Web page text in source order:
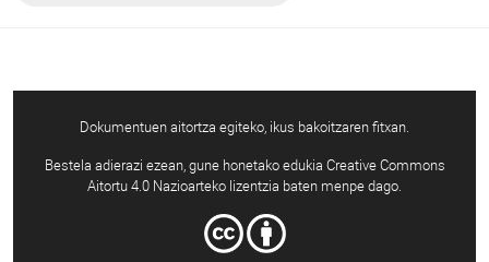
Dokumentuen aitortza egiteko, ikus bakoitzaren fitxan.
Bestela adierazi ezean, gune honetako edukia Creative Commons
Aitortu 4.0 Nazioarteko lizentzia baten menpe dago.